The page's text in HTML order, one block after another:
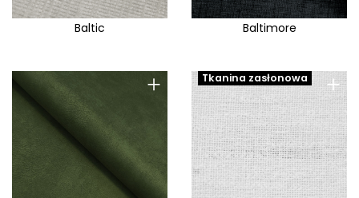
Havana
Hebe
Heritage
Baltic Baltimore
+ +
Tkanina zasłonowa